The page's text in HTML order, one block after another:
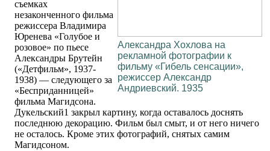
Александра Хохлова на
рекламной фотографии к
фильму «Гибель сенсации»,
режиссер Александр
Андриевский. 1935
съемках
незаконченного фильма
режиссера Владимира
Юренева «Голубое и
розовое» по пьесе
Александры Брутейн
(«Детфильм», 1937-
1938) — следующего за
«Бесприданницей»
фильма Магидсона.
Дукельский1 закрыл картину, когда оставалось доснять
последнюю декорацию. Фильм был смыт, и от него ничего
не осталось. Кроме этих фотографий, снятых самим
Магидсоном.